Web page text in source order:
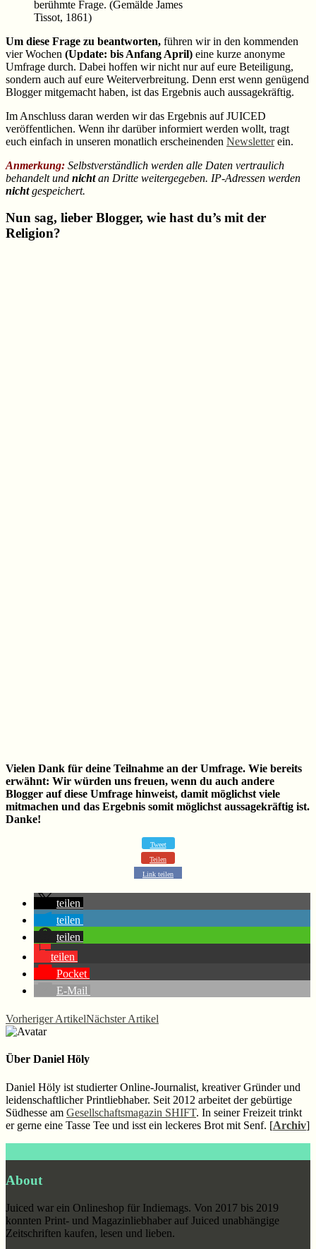
berühmte Frage. (Gemälde James
Tissot, 1861)
Um diese Frage zu beantworten, führen wir in den kommenden
vier Wochen (Update: bis Anfang April) eine kurze anonyme
Umfrage durch. Dabei hoffen wir nicht nur auf eure Beteiligung,
sondern auch auf eure Weiterverbreitung. Denn erst wenn genügend
Blogger mitgemacht haben, ist das Ergebnis auch aussagekräftig.
Im Anschluss daran werden wir das Ergebnis auf JUICED
veröffentlichen. Wenn ihr darüber informiert werden wollt, tragt
euch einfach in unseren monatlich erscheinenden Newsletterein.
Anmerkung: Selbstverständlich werden alle Daten vertraulich
behandelt und nichtan Dritte weitergegeben. IP-Adressen werden
nichtgespeichert.
Nun sag, lieber Blogger, wie hast du’s mit der
Religion?
Vielen Dank für deine Teilnahme an der Umfrage. Wie bereits
erwähnt: Wir würden uns freuen, wenn du auch andere
Blogger auf diese Umfrage hinweist, damit möglichst viele
mitmachen und das Ergebnis somit möglichst aussagekräftig ist.
Danke!
Tweet
Teilen
Link teilen
teilen
teilen
teilen
teilen
Pocket
E-Mail
Vorheriger ArtikelNächster Artikel
Über Daniel Höly
Daniel Höly ist studierter Online-Journalist, kreativer Gründer und
leidenschaftlicher Printliebhaber. Seit 2012 arbeitet der gebürtige
Südhesse am Gesellschaftsmagazin SHIFT. In seiner Freizeit trinkt
er gerne eine Tasse Tee und isst ein leckeres Brot mit Senf. [Archiv]
About
Juiced war ein Onlineshop für Indiemags. Von 2017 bis 2019
konnten Print- und Magazinliebhaber auf Juiced unabhängige
Zeitschriften kaufen, lesen und lieben.